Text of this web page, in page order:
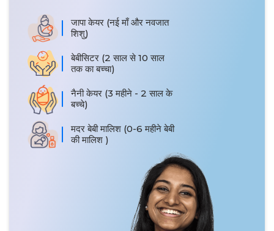
जापा केयर (नई माँ और नवजात
शिशु)
बेबीसिटर (2 साल से 10 साल
तक का बच्चा)
नैनी केयर (3 महीने - 2 साल के
बच्चे)
मदर बेबी मालिश (0-6 महीने बेबी
की मालिश )